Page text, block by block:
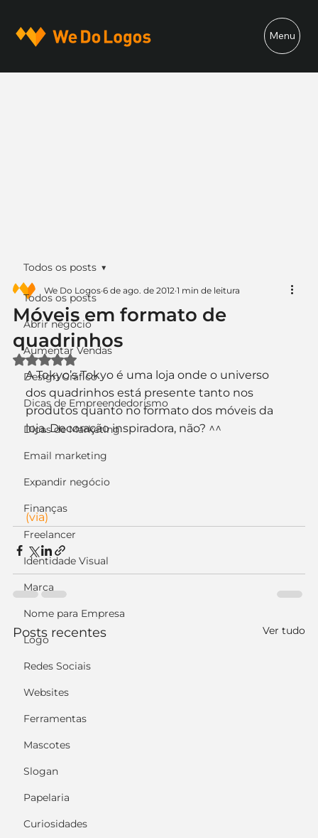
Menu
Todos os posts
Abrir negócio
Aumentar Vendas
Design Gráfico
Dicas de Empreendedorismo
Dicas de Marketing
Email marketing
Expandir negócio
Finanças
Freelancer
Identidade Visual
Marca
Nome para Empresa
Logo
Redes Sociais
Websites
Ferramentas
Mascotes
Slogan
Papelaria
Curiosidades
Todos os posts
Móveis em formato de
quadrinhos
We Do Logos 6 de ago. de 2012 1 min de leitura
Avaliado com NaN de 5 estrelas.
A Tokyo’s Tokyo é uma loja onde o universo
dos quadrinhos está presente tanto nos
produtos quanto no formato dos móveis da
loja. Decoração inspiradora, não? ^^
(via)
Posts recentes Ver tudo